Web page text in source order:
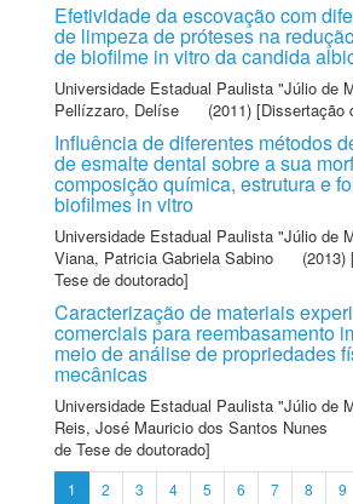
Efetividade da escovação com
de limpeza de próteses na
de biofilme in vitro da candida
Universidade Estadual Paulista "Júlio de
Pellízzaro, Delíse
(2011) [Dissertação
Influência de diferentes métodos
de esmalte dental sobre a sua
composição química, estrutura e
biofilmes in vitro
Universidade Estadual Paulista "Júlio de
Viana, Patricia Gabriela Sabino
(2013)
Tese de doutorado]
Caracterização de materiais
comerciais para reembasamento
meio de análise de propriedades
mecânicas
Universidade Estadual Paulista "Júlio de
Reis, José Mauricio dos Santos Nunes
de Tese de doutorado]
1 2 3 4 5 6 7 8 9